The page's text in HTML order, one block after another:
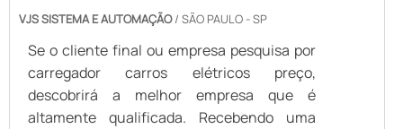
VJS SISTEMA E AUTOMAÇÃO/ SÃO PAULO - SP
Se o cliente final ou empresa pesquisa por
carregador carros elétricos preço,
descobrirá a melhor empresa que é
altamente qualificada. Recebendo uma